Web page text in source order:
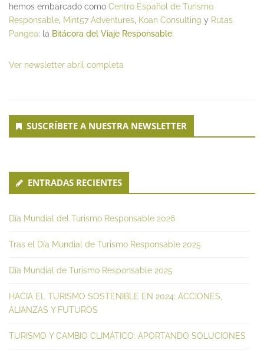
hemos embarcado como Centro Español de Turismo
Responsable Mint57 Adventures Koan Consulting y Rutas
Pangea: la Bitácora del Viaje Responsable.
Ver newsletter abril completa
Secondary
Sidebar
SUSCRÍBETE A NUESTRA NEWSLETTER
ENTRADAS RECIENTES
Día Mundial del Turismo Responsable 2026
Tras el Día Mundial de Turismo Responsable 2025
Día Mundial de Turismo Responsable 2025
HACIA EL TURISMO SOSTENIBLE EN 2024: ACCIONES,
ALIANZAS Y FUTUROS
TURISMO Y CAMBIO CLIMÁTICO: APORTANDO SOLUCIONES